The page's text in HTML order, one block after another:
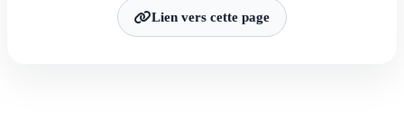
Lien vers cette page